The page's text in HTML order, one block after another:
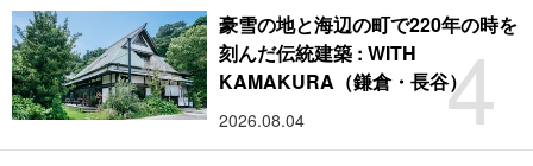
4
豪雪の地と海辺の町で220年の時を
刻んだ伝統建築 : WITH
KAMAKURA（鎌倉・長谷）
2026.08.04